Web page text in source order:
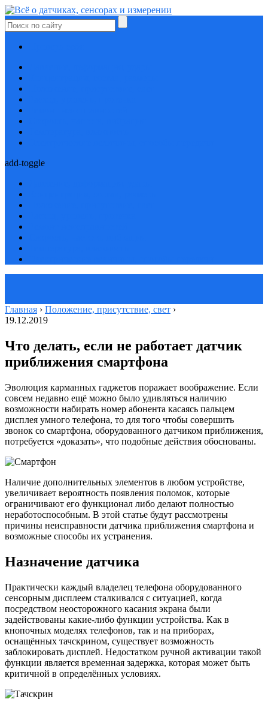
add-toggle
Главная › Положение, присутствие, свет ›
19.12.2019
Что делать, если не работает датчик
приближения смартфона
Эволюция карманных гаджетов поражает воображение. Если
совсем недавно ещё можно было удивляться наличию
возможности набирать номер абонента касаясь пальцем
дисплея умного телефона, то для того чтобы совершить
звонок со смартфона, оборудованного датчиком приближения,
потребуется «доказать», что подобные действия обоснованы.
Наличие дополнительных элементов в любом устройстве,
увеличивает вероятность появления поломок, которые
ограничивают его функционал либо делают полностью
неработоспособным. В этой статье будут рассмотрены
причины неисправности датчика приближения смартфона и
возможные способы их устранения.
Назначение датчика
Практически каждый владелец телефона оборудованного
сенсорным дисплеем сталкивался с ситуацией, когда
посредством неосторожного касания экрана были
задействованы какие-либо функции устройства. Как в
кнопочных моделях телефонов, так и на приборах,
оснащённых тачскрином, существует возможность
заблокировать дисплей. Недостатком ручной активации такой
функции является временная задержка, которая может быть
критичной в определённых условиях.